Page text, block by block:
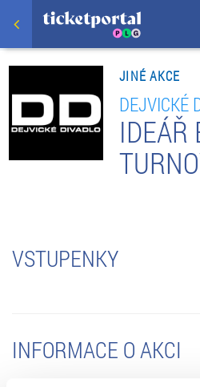
JINÉ AKCE
DEJVICKÉ
IDEÁŘ
VSTUPENKY
INFORMACE O AKCI